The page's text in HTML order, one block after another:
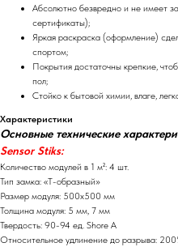
Абсолютно безвредно и не имеет
сертификаты);
Яркая раскраска (оформление)
спортом;
Покрытия достаточны крепкие,
пол;
Стойко к бытовой химии, влаге,
Характеристики
Основные технические
Sensor Stiks:
Количество модулей в 1 м²: 4 шт.
Тип замка: «Т-образный»
Размер модуля: 500х500 мм
Толщина модуля: 5 мм, 7 мм
Твердость: 90-94 ед. Shore A
Относительное удлинение до разрыва: